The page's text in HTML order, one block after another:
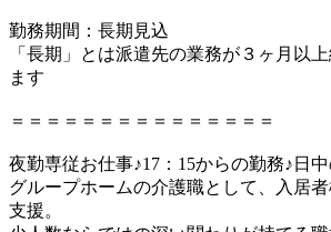
勤務期間：長期見込
「長期」とは派遣先の業務が３ヶ月以
ます
＝＝＝＝＝＝＝＝＝＝＝＝＝＝＝
夜勤専従お仕事♪17：15からの勤務♪日
グループホームの介護職として、入居
支援。